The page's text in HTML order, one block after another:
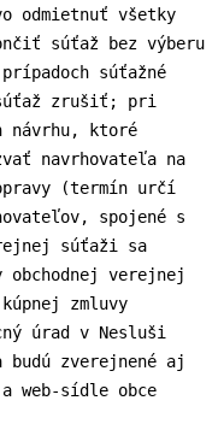
odmietnuť všetky
súťaž bez výberu
súťažné
súťaž zrušiť; pri
návrhu, ktoré
navrhovateľa na
(termín určí
spojené s
súťaži sa
obchodnej verejnej
zmluvy
úrad v Nesluši
budú zverejnené aj
web-sídle obce